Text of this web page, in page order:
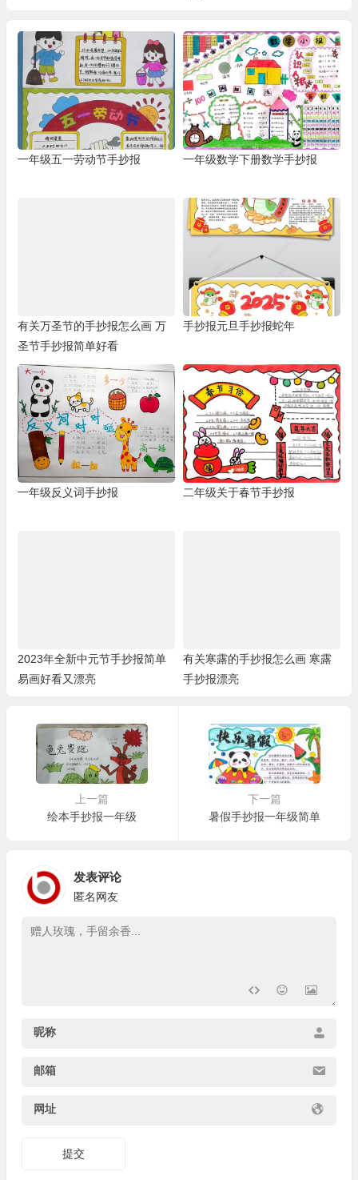
一年级五一劳动节手抄报 一年级数学下册数学手抄报
有关万圣节的手抄报怎么画 万
圣节手抄报简单好看
手抄报元旦手抄报蛇年
一年级反义词手抄报 二年级关于春节手抄报
2023年全新中元节手抄报简单
易画好看又漂亮
有关寒露的手抄报怎么画 寒露
手抄报漂亮
上一篇
绘本手抄报一年级
下一篇
暑假手抄报一年级简单
发表评论
匿名网友
昵称
邮箱
网址
提交